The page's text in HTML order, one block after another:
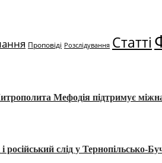
Проповіді Розслідування Статті
Мефодія підтримує
слід у Тернопільсько-